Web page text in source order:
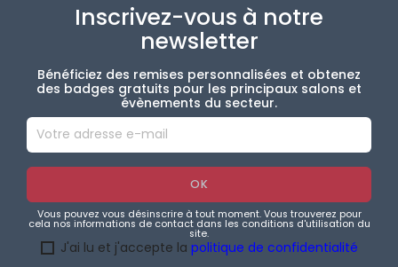
Inscrivez-vous à notre
newsletter
Bénéficiez des remises personnalisées et obtenez
des badges gratuits pour les principaux salons et
évènements du secteur.
Vous pouvez vous désinscrire à tout moment. Vous trouverez pour
cela nos informations de contact dans les conditions d'utilisation du
site.
J'ai lu et j'accepte la politique de confidentialité